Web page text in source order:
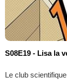
S08E19 - Lisa la
Le club